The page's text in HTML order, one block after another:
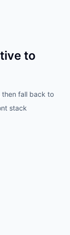
to
then fall back to
stack